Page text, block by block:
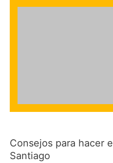
Consejos para hacer
Santiago